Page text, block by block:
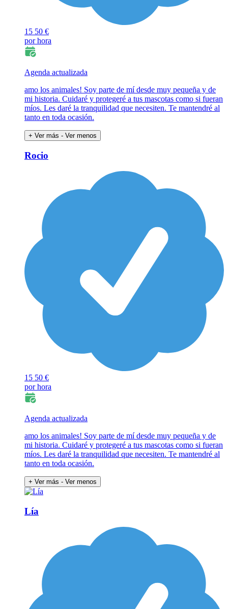
15 50 €
por hora
Agenda actualizada
amo los animales! Soy parte de mí desde muy pequeña y de
mi historia. Cuidaré y protegeré a tus mascotas como si fueran
míos. Les daré la tranquilidad que necesiten. Te mantendré al
tanto en toda ocasión.
+ Ver más - Ver menos
Rocio
15 50 €
por hora
Agenda actualizada
amo los animales! Soy parte de mí desde muy pequeña y de
mi historia. Cuidaré y protegeré a tus mascotas como si fueran
míos. Les daré la tranquilidad que necesiten. Te mantendré al
tanto en toda ocasión.
+ Ver más - Ver menos
Lía